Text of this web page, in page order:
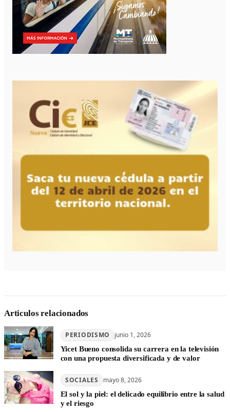
Articulos relacionados
PERIODISMO junio 1, 2026
Yicet Bueno consolida su carrera en la televisión
con una propuesta diversificada y de valor
SOCIALES mayo 8, 2026
El sol y la piel: el delicado equilibrio entre la salud
y el riesgo